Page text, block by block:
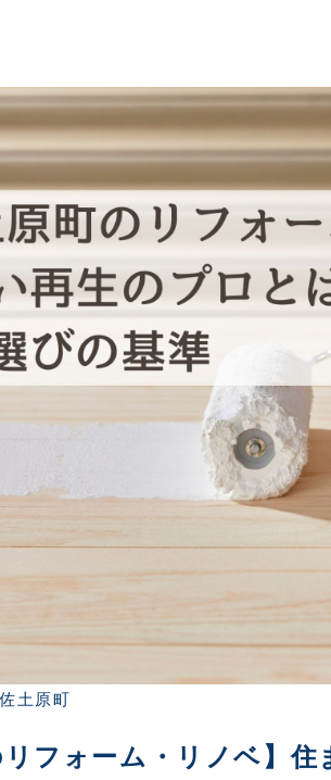
佐土原町
リフォーム・リノベ】